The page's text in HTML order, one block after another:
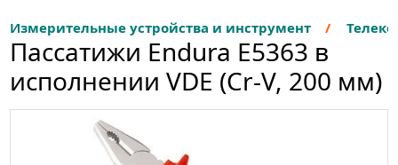
Измерительные устройства и инструмент
Пассатижи Endura E5363 в
исполнении VDE (Cr-V, 200 мм)